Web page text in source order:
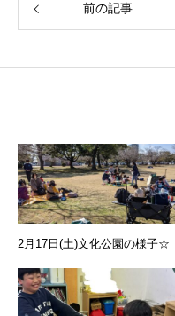
前の記事
2月17日(土)文化公園の様子☆